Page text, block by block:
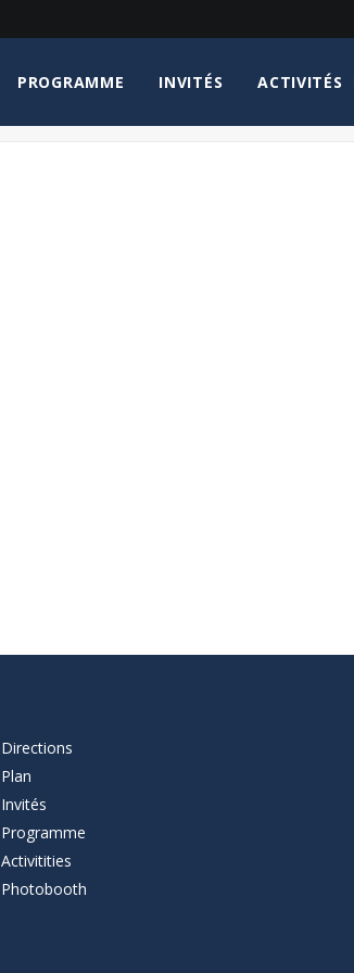
PROGRAMME INVITÉS ACTIVITÉS
Directions
Plan
Invités
Programme
Activitities
Photobooth